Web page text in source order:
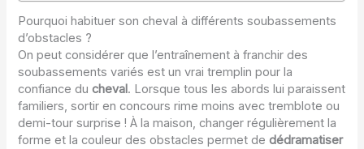
Pourquoi habituer son cheval à différents soubassements
d’obstacles ?
On peut considérer que l’entraînement à franchir des
soubassements variés est un vrai tremplin pour la
confiance ducheval. Lorsque tous les abords lui paraissent
familiers, sortir en concours rime moins avec tremblote ou
demi-tour surprise ! À la maison, changer régulièrement la
forme et la couleur des obstacles permet dedédramatiser